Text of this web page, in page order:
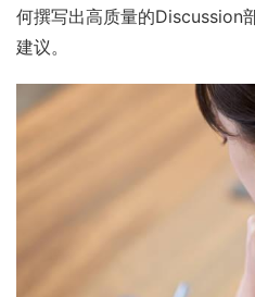
何撰写出高质量的Discussion
建议。